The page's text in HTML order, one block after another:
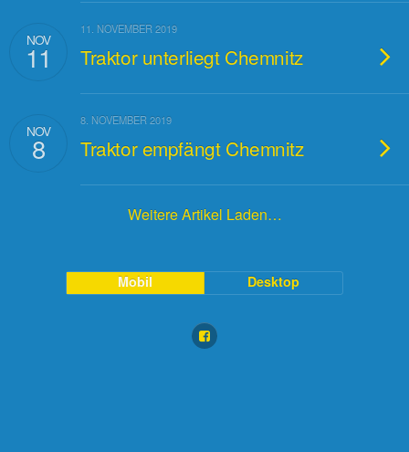
NOV
11
11. NOVEMBER 2019
Traktor unterliegt Chemnitz
NOV
8
8. NOVEMBER 2019
Traktor empfängt Chemnitz
Weitere Artikel Laden…
Mobil Desktop